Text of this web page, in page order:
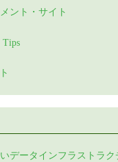
ント・サイト
Tips
データインフラストラ